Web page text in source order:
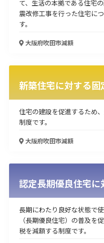
て、生活の本拠である住宅
震改修工事を行った住宅に
す。
大阪府吹田市減額
新築住宅に対する
住宅の建設を促進するため
制度です。
大阪府吹田市減額
認定長期優良住宅
長期にわたり良好な状態で
（長期優良住宅）の普及を
税を減額する制度です。